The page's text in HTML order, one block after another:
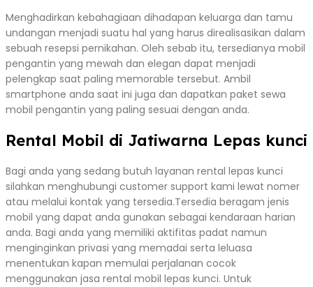
Menghadirkan kebahagiaan dihadapan keluarga dan tamu
undangan menjadi suatu hal yang harus direalisasikan dalam
sebuah resepsi pernikahan. Oleh sebab itu, tersedianya mobil
pengantin yang mewah dan elegan dapat menjadi
pelengkap saat paling memorable tersebut. Ambil
smartphone anda saat ini juga dan dapatkan paket sewa
mobil pengantin yang paling sesuai dengan anda.
Rental Mobil di Jatiwarna Lepas kunci
Bagi anda yang sedang butuh layanan rental lepas kunci
silahkan menghubungi customer support kami lewat nomer
atau melalui kontak yang tersedia.Tersedia beragam jenis
mobil yang dapat anda gunakan sebagai kendaraan harian
anda. Bagi anda yang memiliki aktifitas padat namun
menginginkan privasi yang memadai serta leluasa
menentukan kapan memulai perjalanan cocok
menggunakan jasa rental mobil lepas kunci. Untuk